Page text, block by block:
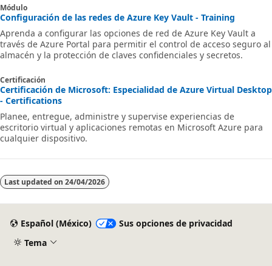
Módulo
Configuración de las redes de Azure Key Vault - Training
Aprenda a configurar las opciones de red de Azure Key Vault a
través de Azure Portal para permitir el control de acceso seguro al
almacén y la protección de claves confidenciales y secretos.
Certificación
Certificación de Microsoft: Especialidad de Azure Virtual Desktop
- Certifications
Planee, entregue, administre y supervise experiencias de
escritorio virtual y aplicaciones remotas en Microsoft Azure para
cualquier dispositivo.
Last updated on 24/04/2026
Español (México)
Sus opciones de privacidad
Tema